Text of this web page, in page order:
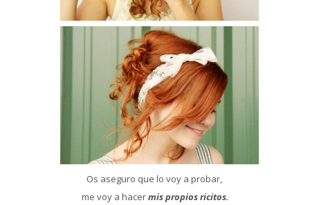
Os aseguro que lo voy a probar,
me voy a hacermis propios ricitos.